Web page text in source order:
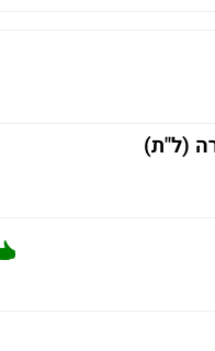
(ל"ת)